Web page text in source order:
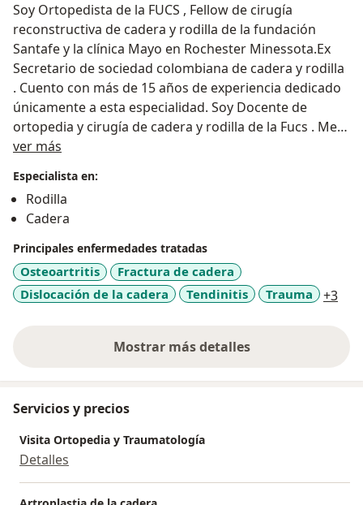
Soy Ortopedista de la FUCS , Fellow de cirugía
reconstructiva de cadera y rodilla de la fundación
Santafe y la clínica Mayo en Rochester Minessota.Ex
Secretario de sociedad colombiana de cadera y rodilla
. Cuento con más de 15 años de experiencia dedicado
únicamente a esta especialidad. Soy Docente de
ortopedia y cirugía de cadera y rodilla de la Fucs . Me
encanta la investigación clínica y con ella busco
que le ofrezco a mis pacientes. He escrito 13 artículos
científicos en diferentes revistas nacionales e
internacionales y soy autor de varios capítulos de
libros de la especialidad.
Mi principal motivación es poder ayudar a mi
pacientes a recuperar su Salud y a mejorar su calidad
de vida.
ver más
Especialista en:
Rodilla
Cadera
Principales enfermedades tratadas
Osteoartritis
Fractura de cadera
Dislocación de la cadera
Tendinitis Trauma +3
Mostrar más detalles
sobre la experiencia
Servicios y precios
Visita Ortopedia y Traumatología
Detalles